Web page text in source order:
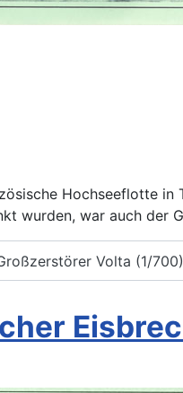
Hochseeflotte
wurden, war auch der
Volta (1/700)